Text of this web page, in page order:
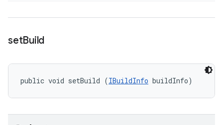
setBuild
public void setBuild (IBuildInfo buildInfo)